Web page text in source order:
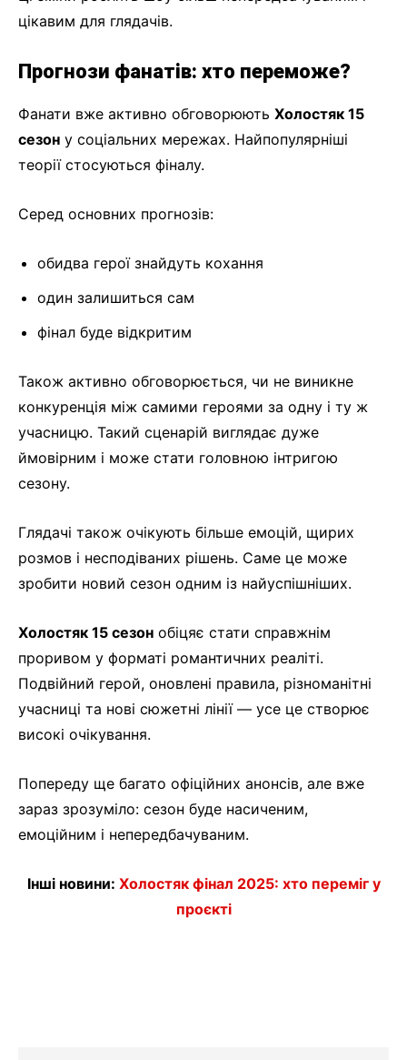
цікавим для глядачів.
Прогнози фанатів: хто переможе?
Фанати вже активно обговорюють Холостяк 15
сезон у соціальних мережах. Найпопулярніші
теорії стосуються фіналу.
Серед основних прогнозів:
обидва герої знайдуть кохання
один залишиться сам
фінал буде відкритим
Також активно обговорюється, чи не виникне
конкуренція між самими героями за одну і ту ж
учасницю. Такий сценарій виглядає дуже
ймовірним і може стати головною інтригою
сезону.
Глядачі також очікують більше емоцій, щирих
розмов і несподіваних рішень. Саме це може
зробити новий сезон одним із найуспішніших.
Холостяк 15 сезон обіцяє стати справжнім
проривом у форматі романтичних реаліті.
Подвійний герой, оновлені правила, різноманітні
учасниці та нові сюжетні лінії — усе це створює
високі очікування.
Попереду ще багато офіційних анонсів, але вже
зараз зрозуміло: сезон буде насиченим,
емоційним і непередбачуваним.
Інші новини: Холостяк фінал 2025: хто переміг у
проєкті